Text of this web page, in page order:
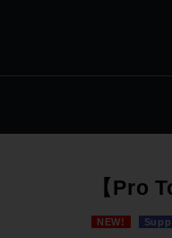
【Pro
NEW!